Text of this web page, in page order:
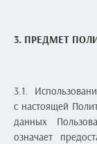
3. ПРЕДМЕТ
3.1.
с настоящей
данных
означает